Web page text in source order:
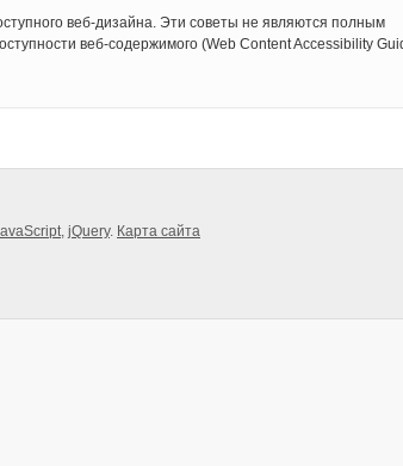
веб-дизайна. Эти советы не являются полным
веб-содержимого (Web Content Accessibility
, jQuery. Карта сайта